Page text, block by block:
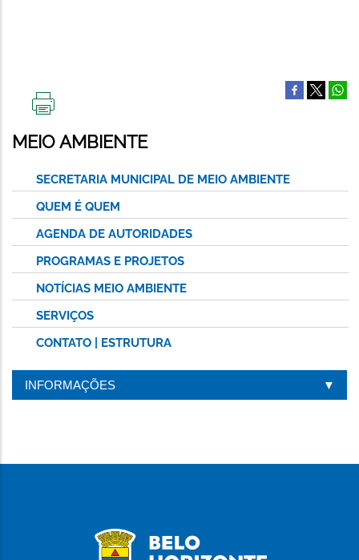
ESTA
PÁGINA
MEIO AMBIENTE
SECRETARIA MUNICIPAL DE MEIO AMBIENTE
QUEM É QUEM
AGENDA DE AUTORIDADES
PROGRAMAS E PROJETOS
NOTÍCIAS MEIO AMBIENTE
SERVIÇOS
CONTATO | ESTRUTURA
INFORMAÇÕES